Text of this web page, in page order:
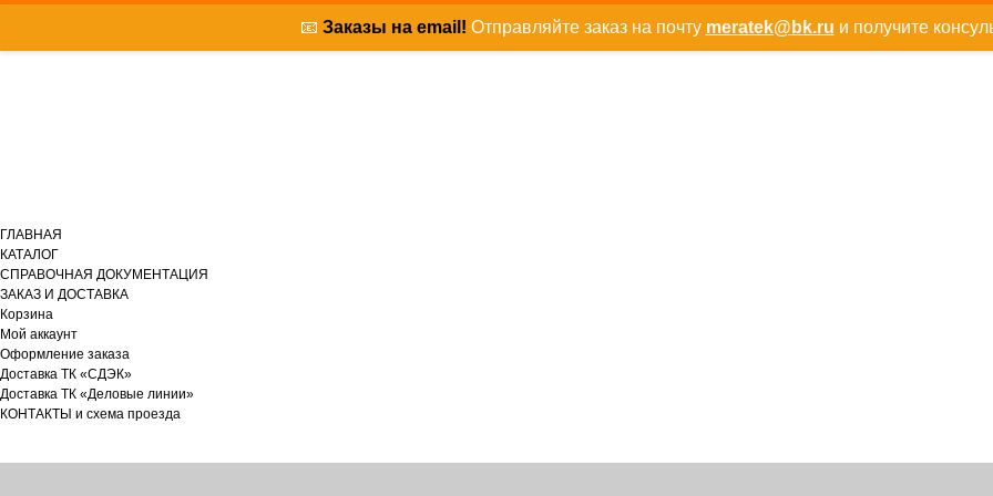
📧 Заказы на email! Отправляйте заказ на почту meratek@bk.ru и получите
ГЛАВНАЯ
КАТАЛОГ
СПРАВОЧНАЯ ДОКУМЕНТАЦИЯ
ЗАКАЗ И ДОСТАВКА
Корзина
Мой аккаунт
Оформление заказа
Доставка ТК «СДЭК»
Доставка ТК «Деловые линии»
КОНТАКТЫ и схема проезда